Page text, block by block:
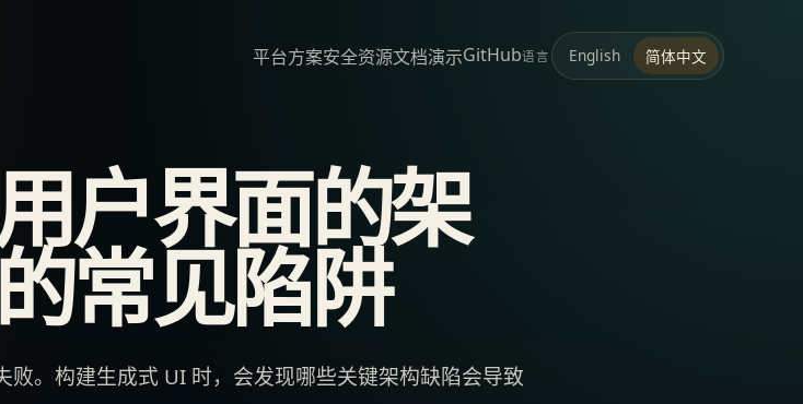
平台方案安全资源文档演示GitHub语言 English 简体中文
户界面的架
常见陷阱
。构建生成式 UI 时，会发现哪些关键架构缺陷会导致